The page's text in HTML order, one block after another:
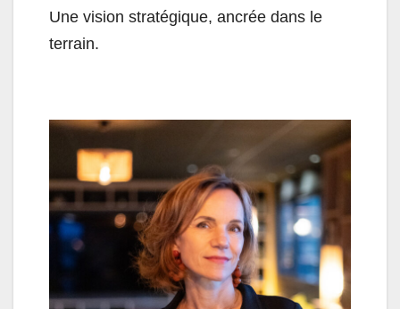
Une vision stratégique, ancrée dans le
terrain.